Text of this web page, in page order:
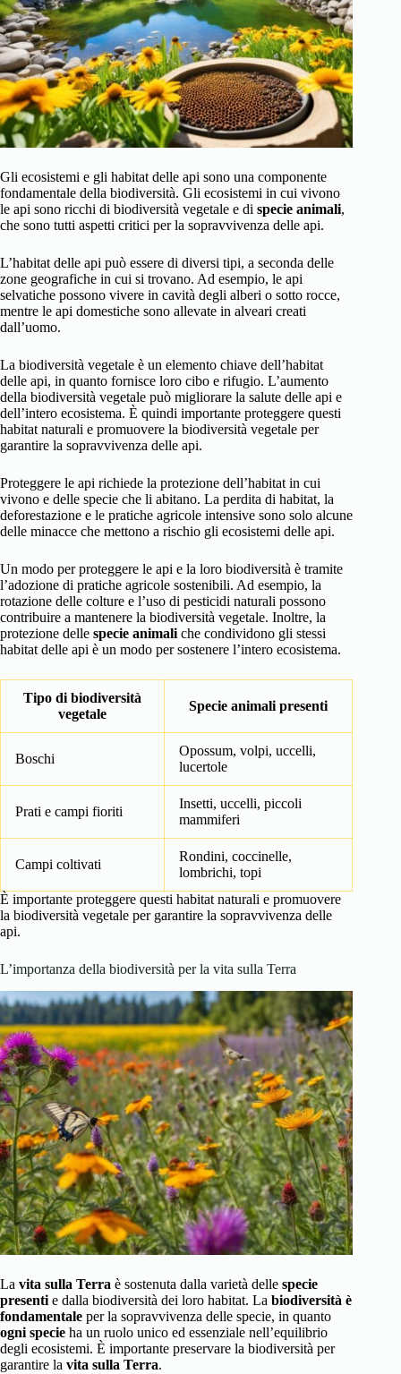
Gli ecosistemi e gli habitat delle api sono una componente
fondamentale della biodiversità. Gli ecosistemi in cui vivono
le api sono ricchi di biodiversità vegetale e di specie animali,
che sono tutti aspetti critici per la sopravvivenza delle api.
L’habitat delle api può essere di diversi tipi, a seconda delle
zone geografiche in cui si trovano. Ad esempio, le api
selvatiche possono vivere in cavità degli alberi o sotto rocce,
mentre le api domestiche sono allevate in alveari creati
dall’uomo.
La biodiversità vegetale è un elemento chiave dell’habitat
delle api, in quanto fornisce loro cibo e rifugio. L’aumento
della biodiversità vegetale può migliorare la salute delle api e
dell’intero ecosistema. È quindi importante proteggere questi
habitat naturali e promuovere la biodiversità vegetale per
garantire la sopravvivenza delle api.
Proteggere le api richiede la protezione dell’habitat in cui
vivono e delle specie che li abitano. La perdita di habitat, la
deforestazione e le pratiche agricole intensive sono solo alcune
delle minacce che mettono a rischio gli ecosistemi delle api.
Un modo per proteggere le api e la loro biodiversità è tramite
l’adozione di pratiche agricole sostenibili. Ad esempio, la
rotazione delle colture e l’uso di pesticidi naturali possono
contribuire a mantenere la biodiversità vegetale. Inoltre, la
protezione delle specie animali che condividono gli stessi
habitat delle api è un modo per sostenere l’intero ecosistema.
Tipo di biodiversità
vegetale
Specie animali presenti
Boschi
Opossum, volpi, uccelli,
lucertole
Prati e campi fioriti
Insetti, uccelli, piccoli
mammiferi
Campi coltivati
Rondini, coccinelle,
lombrichi, topi
È importante proteggere questi habitat naturali e promuovere
la biodiversità vegetale per garantire la sopravvivenza delle
api.
L’importanza della biodiversità per la vita sulla Terra
La vita sulla Terra è sostenuta dalla varietà delle specie
presenti e dalla biodiversità dei loro habitat. La biodiversità è
fondamentale per la sopravvivenza delle specie, in quanto
ogni specie ha un ruolo unico ed essenziale nell’equilibrio
degli ecosistemi. È importante preservare la biodiversità per
garantire la vita sulla Terra.